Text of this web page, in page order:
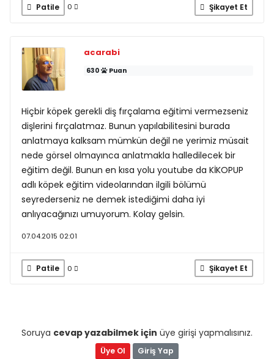
Patile 0 Şikayet Et
acarabi
630 Puan
Hiçbir köpek gerekli diş fırçalama eğitimi vermezseniz
dişlerini fırçalatmaz. Bunun yapılabilitesini burada
anlatmaya kalksam mümkün değil ne yerimiz müsait
nede görsel olmayınca anlatmakla halledilecek bir
eğitim değil. Bunun en kısa yolu youtube da KİKOPUP
adlı köpek eğitim videolarından ilgili bölümü
seyrederseniz ne demek istediğimi daha iyi
anlıyacağınızı umuyorum. Kolay gelsin.
07.04.2015 02:01
Patile 0 Şikayet Et
Soruya cevap yazabilmek için üye girişi yapmalısınız.
Üye Ol Giriş Yap